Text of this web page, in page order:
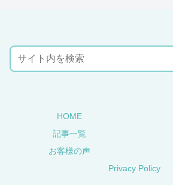
HOME
記事一覧
お客様の声
Privacy Policy